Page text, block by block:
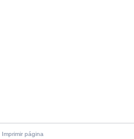
Imprimir página